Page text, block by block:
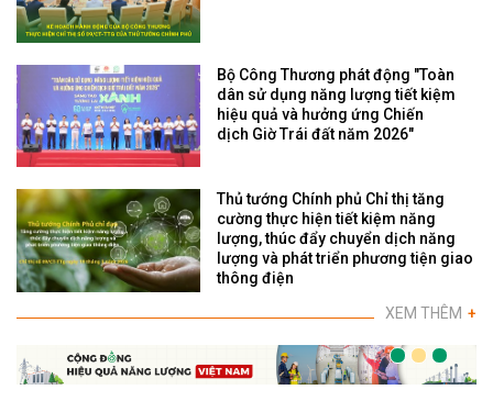
Bộ Công Thương phát động "Toàn
dân sử dụng năng lượng tiết kiệm
hiệu quả và hưởng ứng Chiến
dịch Giờ Trái đất năm 2026"
Thủ tướng Chính phủ Chỉ thị tăng
cường thực hiện tiết kiệm năng
lượng, thúc đẩy chuyển dịch năng
lượng và phát triển phương tiện giao
thông điện
XEM THÊM +